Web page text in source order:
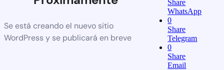
Se está creando el nuevo sitio
WordPress y se publicará en breve
Share
WhatsApp
0
Share
Telegram
0
Share
Email